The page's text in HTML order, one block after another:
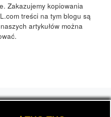
Zakazujemy kopiowania
treści na tym blogu są
artykułów można
czyli cannabis blog,